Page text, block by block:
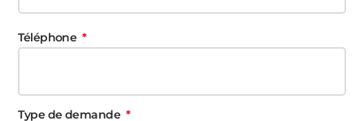
Téléphone
Type de demande